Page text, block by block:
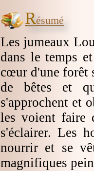
Résumé
Les jumeaux
dans le temps
cœur d'une forêt
de bêtes et
s'approchent et
les voient faire
s'éclairer. Les
nourrir et se
magnifiques